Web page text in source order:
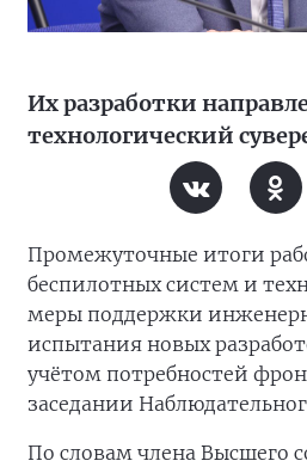
Их разработки
технологический
Промежуточные итоги
беспилотных систем и
меры поддержки
испытания новых
учётом потребностей
заседании
По словам члена Высшего